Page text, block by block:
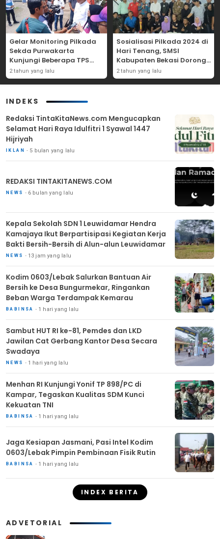
Gelar Monitoring Pilkada
Sekda Purwakarta
Kunjungi Beberapa TPS
Yang Ada Di Purwakarta
2 tahun yang lalu
Sosialisasi Pilkada 2024 di
Hari Tenang, SMSI
Kabupaten Bekasi Dorong
Angka Partisipasi
Masyarakat
2 tahun yang lalu
INDEKS
Redaksi TintaKitaNews.com Mengucapkan
Selamat Hari Raya Idulfitri 1 Syawal 1447
Hijriyah
IKLAN 5 bulan yang lalu
REDAKSI TINTAKITANEWS.COM
NEWS 6 bulan yang lalu
Kepala Sekolah SDN 1 Leuwidamar Hendra
Kamajaya Ikut Berpartisipasi Kegiatan Kerja
Bakti Bersih-Bersih di Alun-alun Leuwidamar
NEWS 13 jam yang lalu
Kodim 0603/Lebak Salurkan Bantuan Air
Bersih ke Desa Bungurmekar, Ringankan
Beban Warga Terdampak Kemarau
BABINSA 1 hari yang lalu
Sambut HUT RI ke-81, Pemdes dan LKD
Jawilan Cat Gerbang Kantor Desa Secara
Swadaya
NEWS 1 hari yang lalu
Menhan RI Kunjungi Yonif TP 898/PC di
Kampar, Tegaskan Kualitas SDM Kunci
Kekuatan TNI
BABINSA 1 hari yang lalu
Jaga Kesiapan Jasmani, Pasi Intel Kodim
0603/Lebak Pimpin Pembinaan Fisik Rutin
BABINSA 1 hari yang lalu
INDEX BERITA
ADVETORIAL